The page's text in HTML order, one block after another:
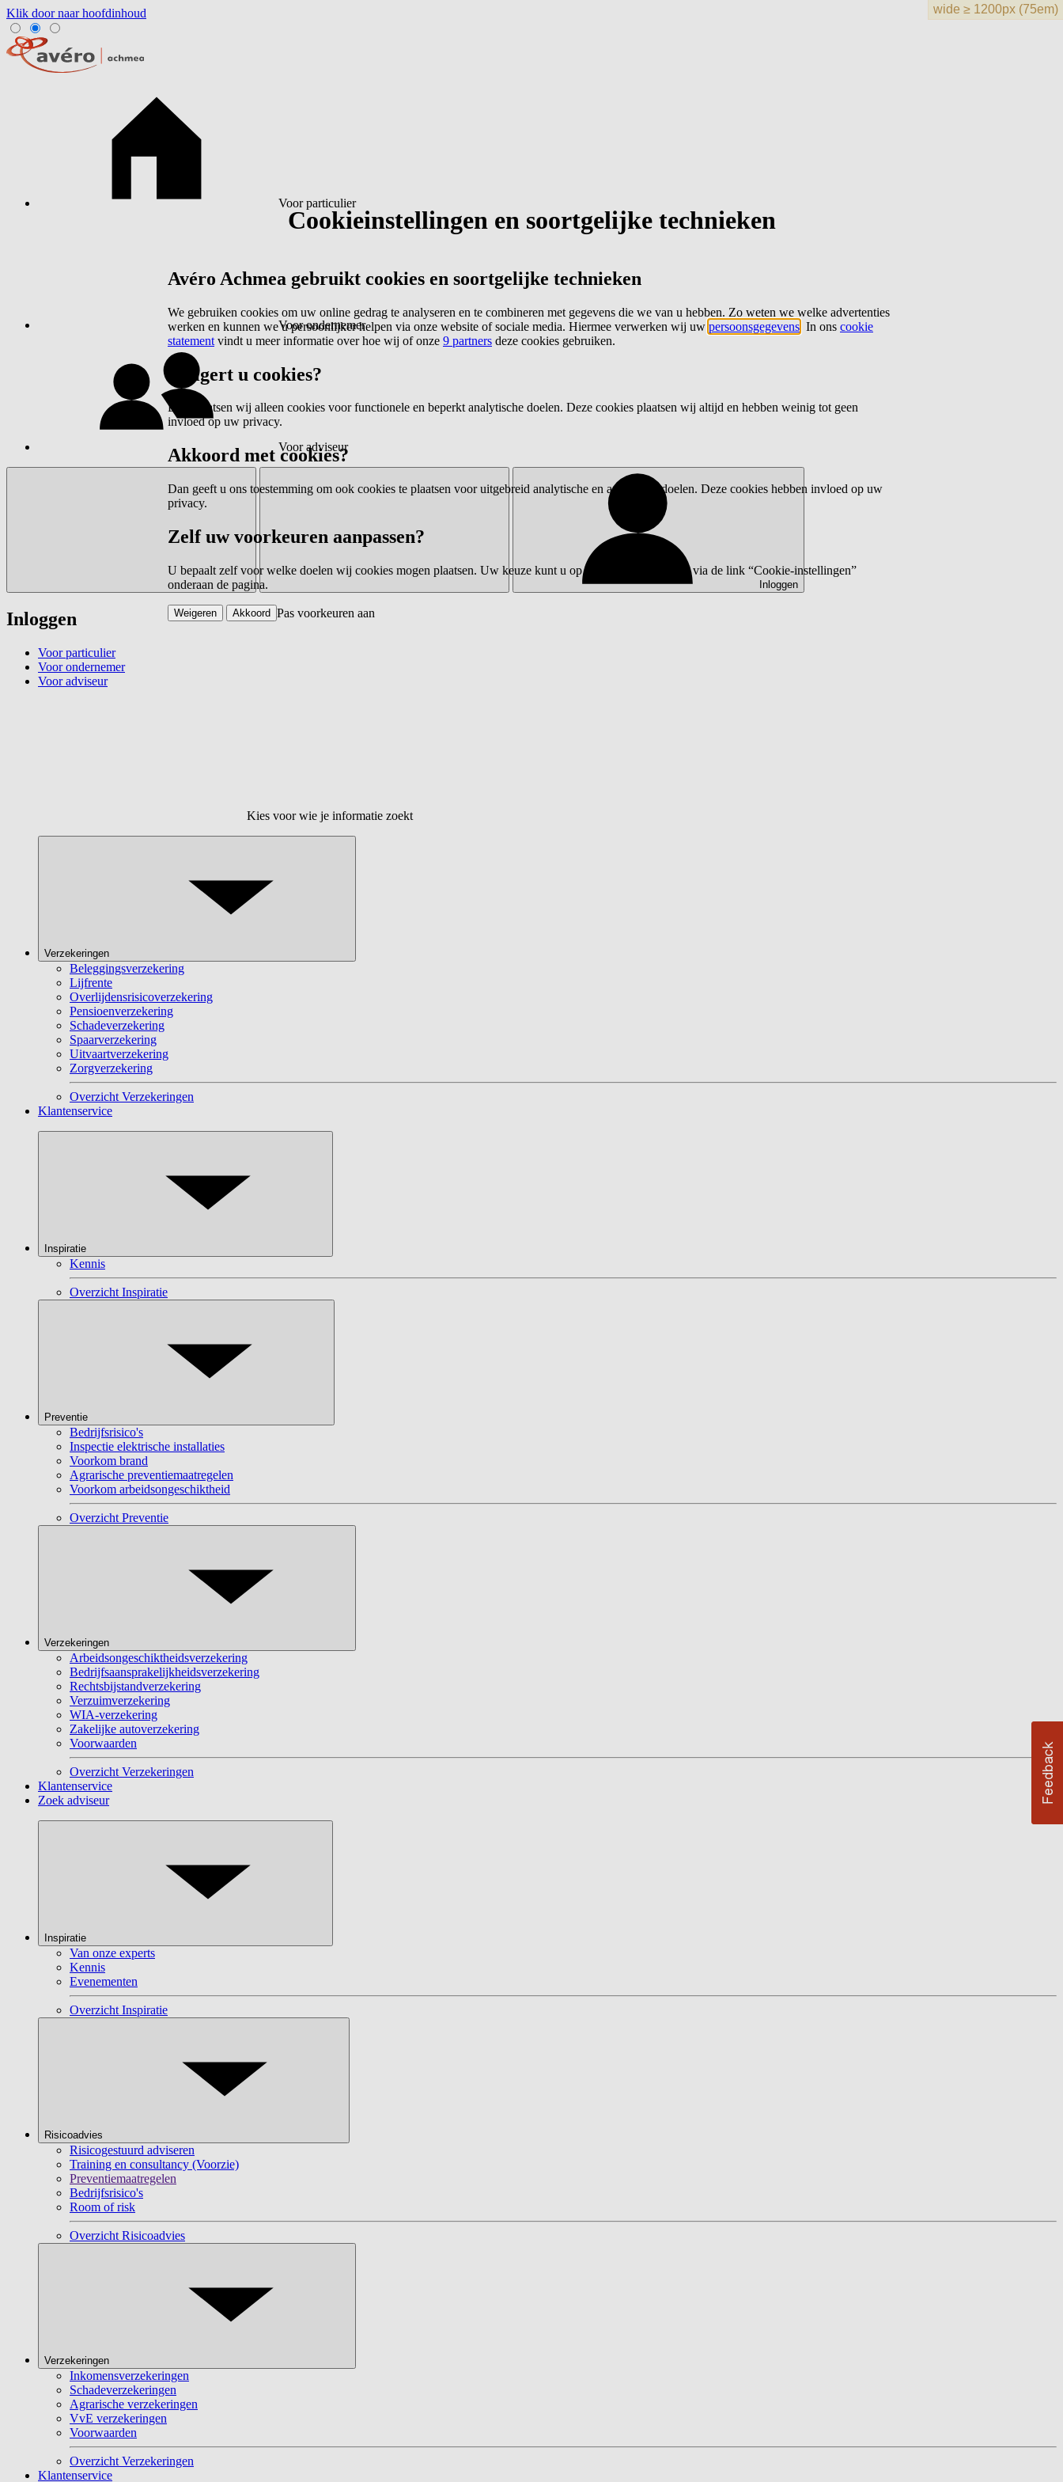
Klik door naar hoofdinhoud
Voor particulier
Voor ondernemer
Voor adviseur
Inloggen
Inloggen
Voor particulier
Voor ondernemer
Voor adviseur
Kies voor wie je informatie zoekt
Verzekeringen
Beleggingsverzekering
Lijfrente
Overlijdensrisicoverzekering
Pensioenverzekering
Schadeverzekering
Spaarverzekering
Uitvaartverzekering
Zorgverzekering
Overzicht Verzekeringen
Klantenservice
Inspiratie
Kennis
Overzicht Inspiratie
Preventie
Bedrijfsrisico's
Inspectie elektrische installaties
Voorkom brand
Agrarische preventiemaatregelen
Voorkom arbeidsongeschiktheid
Overzicht Preventie
Verzekeringen
Arbeidsongeschiktheidsverzekering
Bedrijfsaansprakelijkheidsverzekering
Rechtsbijstandverzekering
Verzuimverzekering
WIA-verzekering
Zakelijke autoverzekering
Voorwaarden
Overzicht Verzekeringen
Klantenservice
Zoek adviseur
Inspiratie
Van onze experts
Kennis
Evenementen
Overzicht Inspiratie
Risicoadvies
Risicogestuurd adviseren
Training en consultancy (Voorzie)
Preventiemaatregelen
Bedrijfsrisico's
Room of risk
Overzicht Risicoadvies
Verzekeringen
Inkomensverzekeringen
Schadeverzekeringen
Agrarische verzekeringen
VvE verzekeringen
Voorwaarden
Overzicht Verzekeringen
Klantenservice
Cookieinstellingen en soortgelijke technieken
Avéro Achmea gebruikt cookies en soortgelijke technieken
We gebruiken cookies om uw online gedrag te analyseren en te combineren met gegevens die we van u hebben. Zo weten we welke advertenties
werken en kunnen we u persoonlijker helpen via onze website of sociale media. Hiermee verwerken wij uw persoonsgegevens . In ons cookie
statement vindt u meer informatie over hoe wij of onze 9 partners deze cookies gebruiken.
Weigert u cookies?
Dan plaatsen wij alleen cookies voor functionele en beperkt analytische doelen. Deze cookies plaatsen wij altijd en hebben weinig tot geen
invloed op uw privacy.
Akkoord met cookies?
Dan geeft u ons toestemming om ook cookies te plaatsen voor uitgebreid analytische en advertentiedoelen. Deze cookies hebben invloed op uw
privacy.
Zelf uw voorkeuren aanpassen?
U bepaalt zelf voor welke doelen wij cookies mogen plaatsen. Uw keuze kunt u op elk moment wijzigen via de link “Cookie-instellingen”
onderaan de pagina.
Pas voorkeuren aan
Weigeren Akkoord